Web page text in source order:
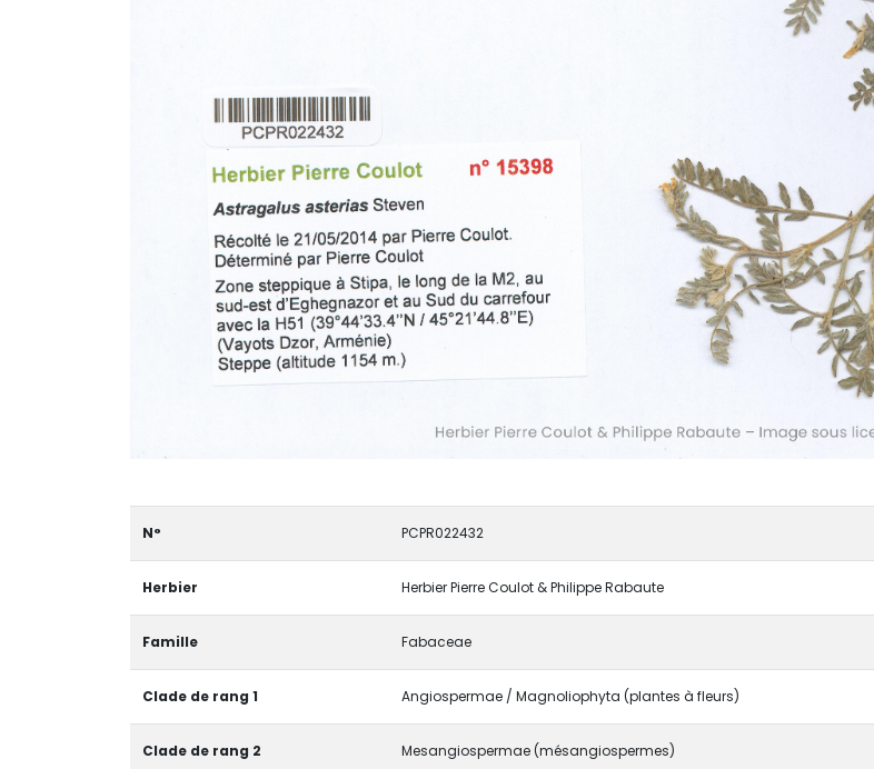
N° PCPR022432
Herbier Herbier Pierre Coulot & Philippe Rabaute
Famille Fabaceae
Clade de rang 1 Angiospermae / Magnoliophyta (plantes à fleurs)
Clade de rang 2 Mesangiospermae (mésangiospermes)